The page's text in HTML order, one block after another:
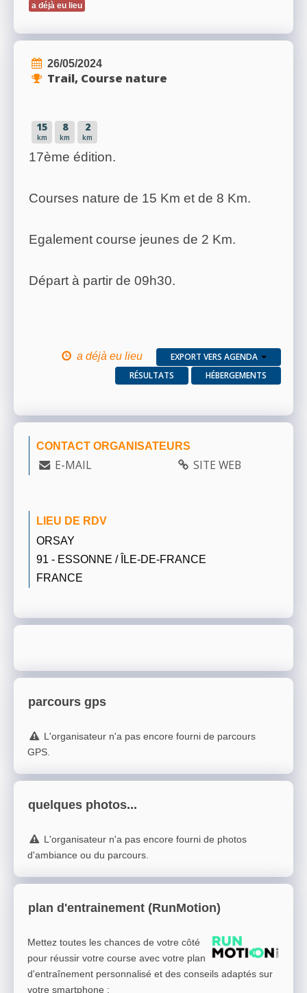
a déjà eu lieu
26/05/2024
Trail, Course nature
15
km
8
km
2
km
17ème édition.
Courses nature de 15 Km et de 8 Km.
Egalement course jeunes de 2 Km.
Départ à partir de 09h30.
a déjà eu lieu
EXPORT VERS AGENDA
RÉSULTATS
HÉBERGEMENTS
CONTACT ORGANISATEURS
E-MAIL SITE WEB
LIEU DE RDV
ORSAY
91 - ESSONNE / ÎLE-DE-FRANCE
FRANCE
parcours gps
L'organisateur n'a pas encore fourni de parcours
GPS.
quelques photos...
L'organisateur n'a pas encore fourni de photos
d'ambiance ou du parcours.
plan d'entrainement (RunMotion)
Mettez toutes les chances de votre côté
pour réussir votre course avec votre plan
d'entraînement personnalisé et des conseils adaptés sur
votre smartphone :